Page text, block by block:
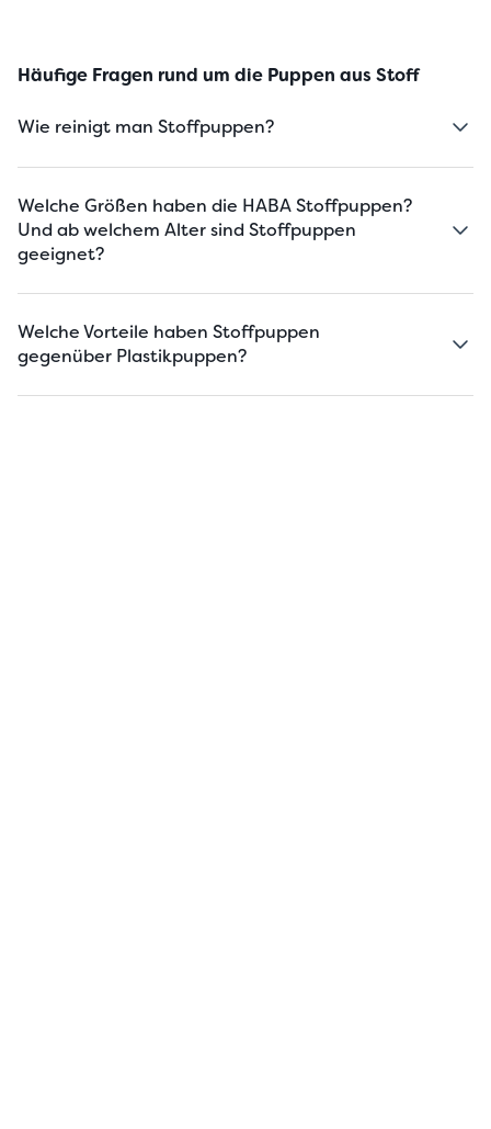
Häufige Fragen rund um die Puppen aus Stoff
Wie reinigt man Stoffpuppen?
Welche Größen haben die HABA Stoffpuppen?
Und ab welchem Alter sind Stoffpuppen
geeignet?
Welche Vorteile haben Stoffpuppen
gegenüber Plastikpuppen?